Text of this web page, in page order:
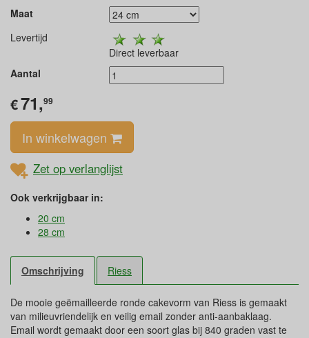
Maat
Levertijd
Direct leverbaar
Aantal
€71,99
In winkelwagen
Zet op verlanglijst
Ook verkrijgbaar in:
20 cm
28 cm
Omschrijving Riess
De mooie geëmailleerde ronde cakevorm van Riess is gemaakt
van milieuvriendelijk en veilig email zonder anti-aanbaklaag.
Email wordt gemaakt door een soort glas bij 840 graden vast te